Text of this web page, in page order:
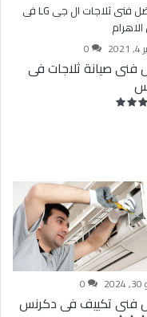
0
فنى صيانة ثلاجات فى
0
فنى تكييف فى دكرنس